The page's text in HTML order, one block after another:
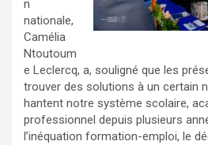
n
nationale,
Camélia
Ntoutoum
e Leclercq, a, souligné que les
trouver des solutions à un certain
hantent notre système scolaire,
professionnel depuis plusieurs
l’inéquation formation-emploi, le